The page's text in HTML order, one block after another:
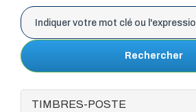
Rechercher
TIMBRES-POSTE